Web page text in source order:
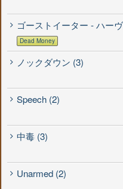
ゴーストイーター - ハー
Dead Money
ノックダウン (3)
Speech (2)
中毒 (3)
Unarmed (2)